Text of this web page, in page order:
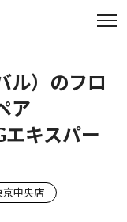
ル）のフロ
ア
エキスパー
京中央店